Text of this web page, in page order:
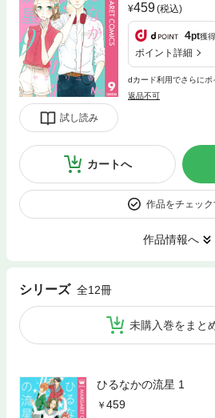
試し読み
459(税込)
4pt獲得
ポイント詳細
dカード利用でさらにポ
返品不可
カートへ
作品をチェック
作品情報へ
シリーズ 全12冊
未購入巻をまと
ひるなかの流星 1
459